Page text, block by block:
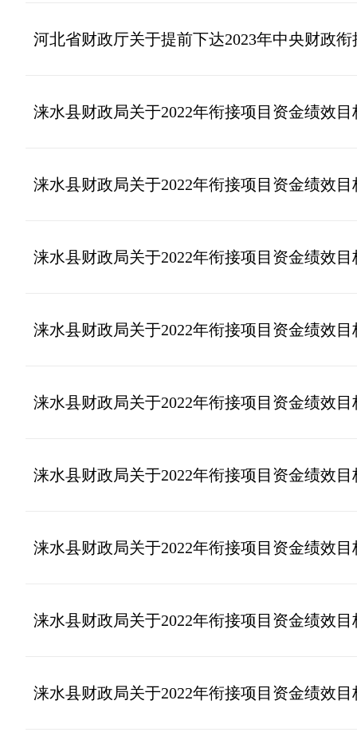
河北省财政厅关于提前下达2023年中央财政
涞水县财政局关于2022年衔接项目资金绩效
涞水县财政局关于2022年衔接项目资金绩效
涞水县财政局关于2022年衔接项目资金绩效
涞水县财政局关于2022年衔接项目资金绩效
涞水县财政局关于2022年衔接项目资金绩效
涞水县财政局关于2022年衔接项目资金绩效
涞水县财政局关于2022年衔接项目资金绩效
涞水县财政局关于2022年衔接项目资金绩效
涞水县财政局关于2022年衔接项目资金绩效